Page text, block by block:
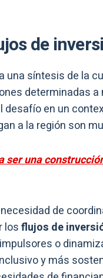
de
una síntesis de la
determinadas
desafío en un
a la región son
ser una
de
losflujos de
o
y más